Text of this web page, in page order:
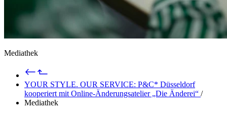
Mediathek
YOUR STYLE. OUR SERVICE: P&C* Düsseldorf
kooperiert mit Online-Änderungsatelier „Die Änderei“ /
Mediathek